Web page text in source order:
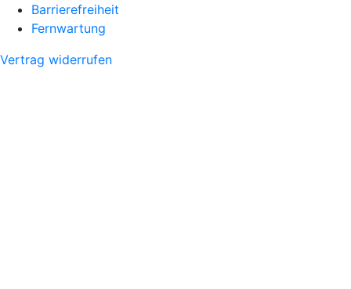
Barrierefreiheit
Fernwartung
Vertrag widerrufen